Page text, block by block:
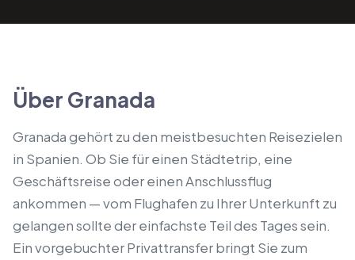
Über Granada
Granada gehört zu den meistbesuchten Reisezielen
in Spanien. Ob Sie für einen Städtetrip, eine
Geschäftsreise oder einen Anschlussflug
ankommen — vom Flughafen zu Ihrer Unterkunft zu
gelangen sollte der einfachste Teil des Tages sein.
Ein vorgebuchter Privattransfer bringt Sie zum